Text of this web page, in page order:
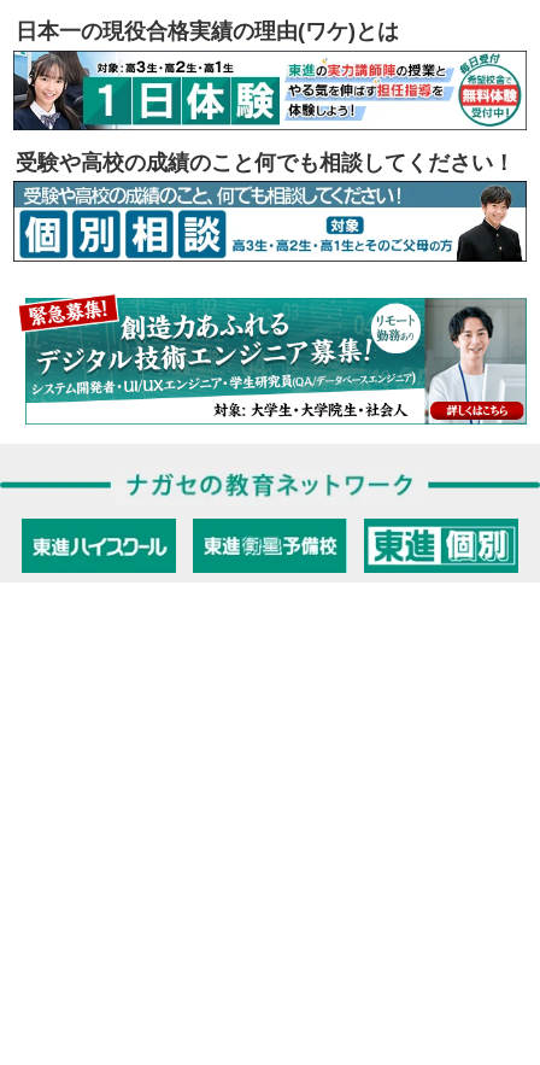
日本一の現役合格実績の理由(ワケ)とは
受験や高校の成績のこと何でも相談してください！